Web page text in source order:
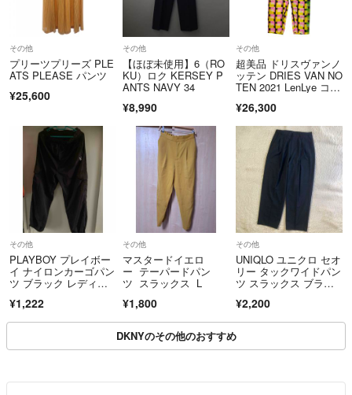
ID.sy1381
$0248003000
⭐️商品を手頃なお値段でご提供させて頂くため発送梱包のコストは出来
るだけ抑えております。ご理解下さる方のみ購入をお願い致します
（ゆうゆうメルカリ便での発送の場合もございます。）
⭐️状態に敏感でない方のみご購入お願いします。
⭐️ラクマのルールに則り、商談中であっても購入された方優先になりま
す☆
⭐️着画はお断りさせて頂いております☆
⭐️その他、不明な点などございましたらお気軽にお尋ねください(*⁰▿⁰*)
迅速、丁寧な対応を心がけておりますので宜しくお願い致します❤️
その他
プリーツプリーズ PLE
ATS PLEASE パンツ
¥25,600
その他
【ほぼ未使用】6（RO
KU）ロク KERSEY P
ANTS NAVY 34
¥8,990
その他
超美品 ドリスヴァンノ
ッテン DRIES VAN NO
TEN 2021 LenLye コラ
柄 テーパード パン
ツ サイズ36 レディー
¥26,300
その他
PLAYBOY プレイボー
イ ナイロンカーゴパン
ツ ブラック レディー
¥1,222
その他
マスタードイエロ
ー テーパードパン
ツ スラックス L
¥1,800
その他
UNIQLO ユニクロ セオ
リー タックワイドパン
ツ スラックス ブラッ
¥2,200
DKNYのその他のおすすめ